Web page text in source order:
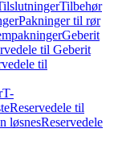
Tilbehør
Pakninger til rør
Geberit
til Geberit
til
T-
Reservedele til
løsnesReservedele